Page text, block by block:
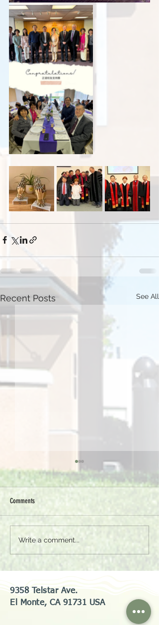
Recent Posts See All
起航同行，正道畢業生與
校友海上團契
Comments
Write a comment...
9358 Telstar Ave.
El Monte, CA 91731 USA